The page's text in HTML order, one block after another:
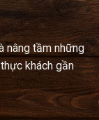
nâng tầm những
khách gần